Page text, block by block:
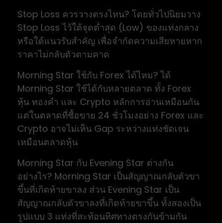
Stop Loss ควรวางตรงไหน? โดยทั่วไปนิยมวาง
Stop Loss ไว้ใต้จุดต่ำสุด (Low) ของแท่งกลาง
หรือใต้แนวรับสำคัญ เพื่อจำกัดความเสียหายหาก
ราคาไม่กลับตัวตามคาด
Morning Star ใช้กับ Forex ได้ไหม? ได้
Morning Star ใช้ได้กับหลายตลาด ทั้ง Forex
หุ้น ทองคำ และ Crypto หลักการอ่านเหมือนกัน
แต่ในตลาดที่ซื้อขาย 24 ชั่วโมงอย่าง Forex และ
Crypto อาจไม่เห็น Gap ระหว่างแท่งชัดเจน
เหมือนตลาดหุ้น
Morning Star กับ Evening Star ต่างกัน
อย่างไร? Morning Star เป็นสัญญาณกลับตัวขา
ขึ้นที่เกิดท้ายขาลง ส่วน Evening Star เป็น
สัญญาณกลับตัวขาลงที่เกิดท้ายขาขึ้น ทั้งสองเป็น
รูปแบบ 3 แท่งที่สะท้อนทิศทางตรงกันข้ามกัน